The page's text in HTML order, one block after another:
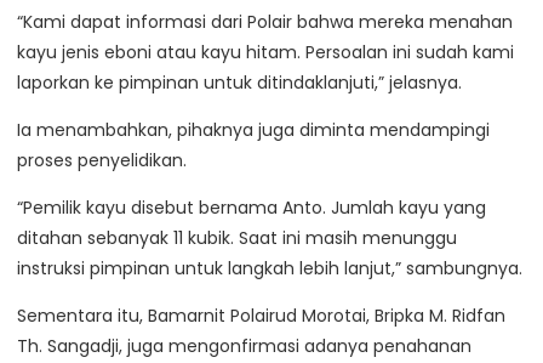
“Kami dapat informasi dari Polair bahwa mereka menahan
kayu jenis eboni atau kayu hitam. Persoalan ini sudah kami
laporkan ke pimpinan untuk ditindaklanjuti,” jelasnya.
Ia menambahkan, pihaknya juga diminta mendampingi
proses penyelidikan.
“Pemilik kayu disebut bernama Anto. Jumlah kayu yang
ditahan sebanyak 11 kubik. Saat ini masih menunggu
instruksi pimpinan untuk langkah lebih lanjut,” sambungnya.
Sementara itu, Bamarnit Polairud Morotai, Bripka M. Ridfan
Th. Sangadji, juga mengonfirmasi adanya penahanan